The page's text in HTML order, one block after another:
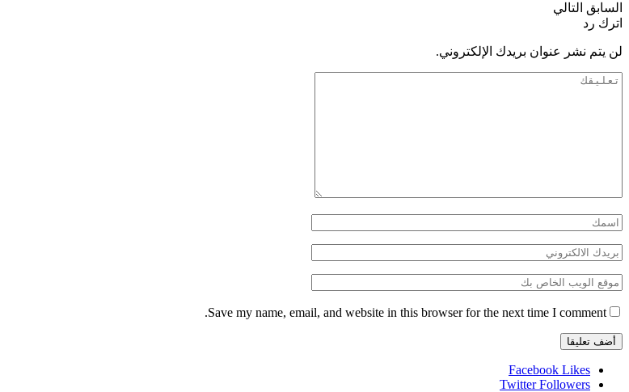
السابق التالي
اترك رد
لن يتم نشر عنوان بريدك الإلكتروني.
Save my name, email, and website in this browser for the next time I comment.
Facebook Likes
Twitter Followers